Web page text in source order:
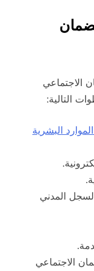
الاجتماعي
التالية:
البشرية
المدني
الاجتماعي